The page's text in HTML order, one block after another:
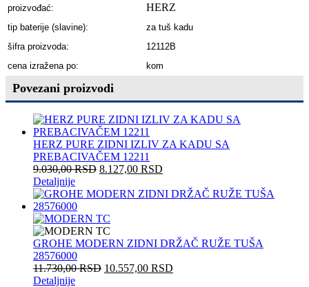
proizvođać: HERZ
tip baterije (slavine):
za tuš kadu
šifra proizvoda:
12112B
cena izražena po:
kom
Povezani proizvodi
HERZ PURE ZIDNI IZLIV ZA KADU SA
PREBACIVAČEM 12211
9.030,00RSD 8.127,00 RSD
Detaljnije
GROHE MODERN ZIDNI DRŽAČ RUŽE TUŠA
28576000
11.730,00RSD 10.557,00 RSD
Detaljnije